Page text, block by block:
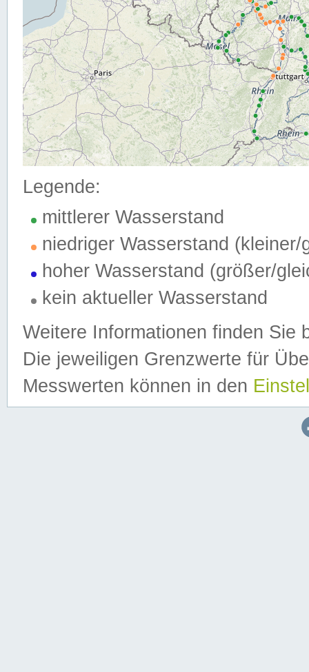
Legende:
mittlerer Wasserstand
niedriger Wasserstand (kleiner/
hoher Wasserstand (größer/
kein aktueller Wasserstand
Weitere Informationen finden Sie
Die jeweiligen Grenzwerte für
Messwerten können in den